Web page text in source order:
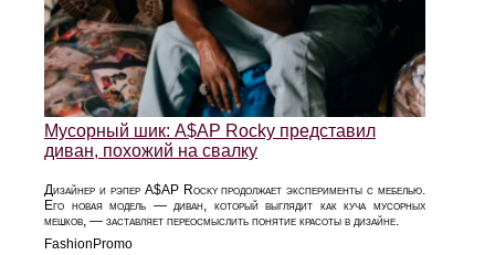
Мусорный шик: A$AP Rocky представил
диван, похожий на свалку
Дизайнер и рэпер A$AP Rocky продолжает эксперименты с мебелью.
Его новая модель — диван, который выглядит как куча мусорных
мешков, — заставляет переосмыслить понятие красоты в дизайне.
FashionPromo